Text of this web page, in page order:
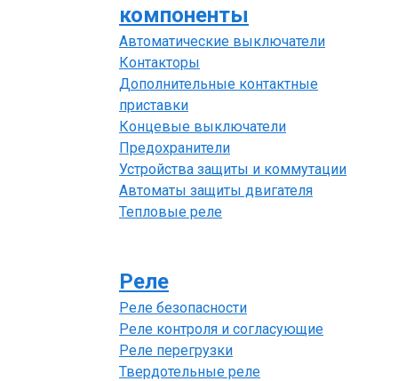
компоненты
Автоматические выключатели
Контакторы
Дополнительные контактные
приставки
Концевые выключатели
Предохранители
Устройства защиты и коммутации
Автоматы защиты двигателя
Тепловые реле
Реле
Реле безопасности
Реле контроля и согласующие
Реле перегрузки
Твердотельные реле